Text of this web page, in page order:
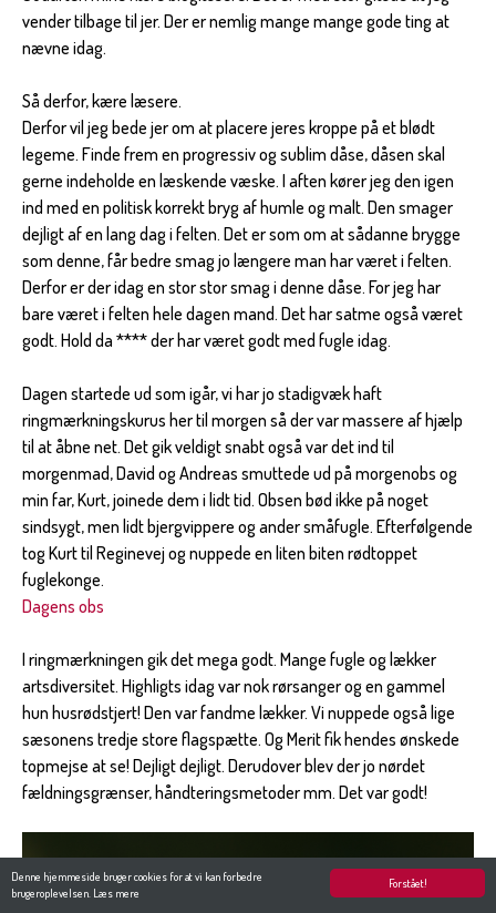
Forstået!
Denne hjemmeside bruger cookies for at vi kan forbedre
brugeroplevelsen. Læs mere
vender tilbage til jer. Der er nemlig mange mange gode ting at
nævne idag.
Så derfor, kære læsere.
Derfor vil jeg bede jer om at placere jeres kroppe på et blødt
legeme. Finde frem en progressiv og sublim dåse, dåsen skal
gerne indeholde en læskende væske. I aften kører jeg den igen
ind med en politisk korrekt bryg af humle og malt. Den smager
dejligt af en lang dag i felten. Det er som om at sådanne brygge
som denne, får bedre smag jo længere man har været i felten.
Derfor er der idag en stor stor smag i denne dåse. For jeg har
bare været i felten hele dagen mand. Det har satme også været
godt. Hold da **** der har været godt med fugle idag.
Dagen startede ud som igår, vi har jo stadigvæk haft
ringmærkningskurus her til morgen så der var massere af hjælp
til at åbne net. Det gik veldigt snabt også var det ind til
morgenmad, David og Andreas smuttede ud på morgenobs og
min far, Kurt, joinede dem i lidt tid. Obsen bød ikke på noget
sindsygt, men lidt bjergvippere og ander småfugle. Efterfølgende
tog Kurt til Reginevej og nuppede en liten biten rødtoppet
fuglekonge.
Dagens obs
I ringmærkningen gik det mega godt. Mange fugle og lækker
artsdiversitet. Highligts idag var nok rørsanger og en gammel
hun husrødstjert! Den var fandme lækker. Vi nuppede også lige
sæsonens tredje store flagspætte. Og Merit fik hendes ønskede
topmejse at se! Dejligt dejligt. Derudover blev der jo nørdet
fældningsgrænser, håndteringsmetoder mm. Det var godt!